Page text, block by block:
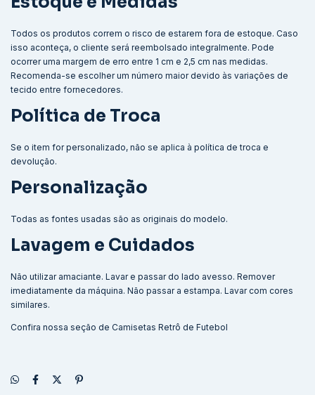
Todos os produtos correm o risco de estarem fora de estoque. Caso
isso aconteça, o cliente será reembolsado integralmente. Pode
ocorrer uma margem de erro entre 1 cm e 2,5 cm nas medidas.
Recomenda-se escolher um número maior devido às variações de
tecido entre fornecedores.
Política de Troca
Se o item for personalizado, não se aplica à política de troca e
devolução.
Personalização
Todas as fontes usadas são as originais do modelo.
Lavagem e Cuidados
Não utilizar amaciante. Lavar e passar do lado avesso. Remover
imediatamente da máquina. Não passar a estampa. Lavar com cores
similares.
Confira nossa seção de Camisetas Retrô de Futebol